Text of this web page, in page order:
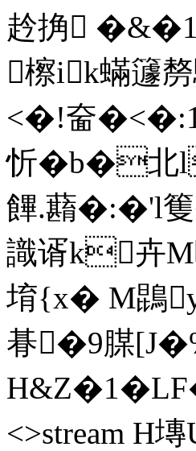
赺捔 �&�1
檫ik蟎籧
<�!奤
忻�b�北
饆 .蘛�:�'l篗
識谞k卉
堉{x� M鵾
朞�9腜
<>stream H